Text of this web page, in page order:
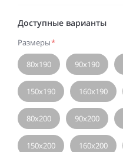
Доступные варианты
Размеры*
80х190 90х190
150х190 160х190
80х200 90х200
150х200 160х200